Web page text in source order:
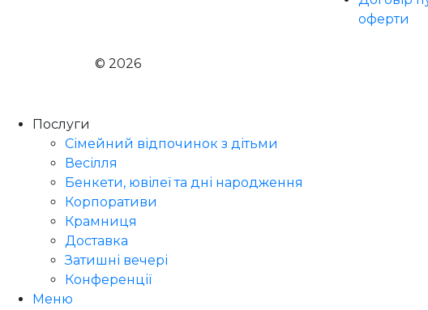
оферти
© 2026
Послуги
Сімейний відпочинок з дітьми
Весілля
Бенкети, ювілеї та дні народження
Корпоративи
Крамниця
Доставка
Затишні вечері
Конференції
Меню